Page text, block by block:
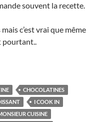
souvent la recette.
c’est vrai que même
pourtant..
ou chocolatines.
CHOCOLATINES
I COOK IN
CUISINE